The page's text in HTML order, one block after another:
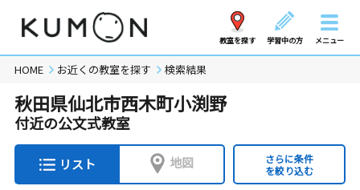
教室を探す 学習中の方 メニュー
HOME お近くの教室を探す 検索結果
秋田県仙北市西木町小渕野
付近の公文式教室
リスト 地図
さらに条件
を絞り込む